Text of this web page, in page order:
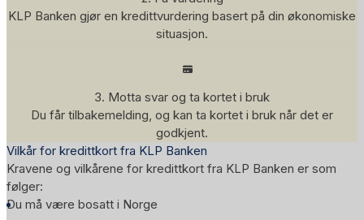
KLP Banken gjør en kredittvurdering basert på din økonomiske
situasjon.
3. Motta svar og ta kortet i bruk
Du får tilbakemelding, og kan ta kortet i bruk når det er
godkjent.
Vilkår for kredittkort fra KLP Banken
Kravene og vilkårene for kredittkort fra KLP Banken er som
følger:
Du må være bosatt i Norge